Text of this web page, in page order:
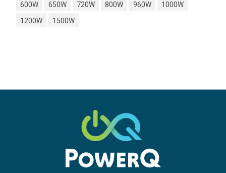
600W
650W 720W 800W 960W
1000W
1200W
1500W